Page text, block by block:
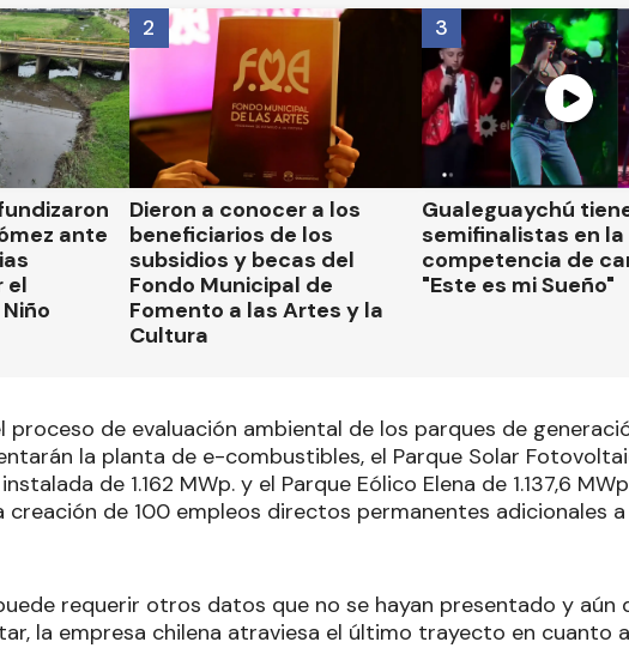
ante
el
Dieron a conocer a los
beneficiarios de los
subsidios y becas del
Fondo Municipal de
Fomento a las Artes y la
Cultura
2
Gualeguaychú
semifinalistas en la
competencia de
"Este es mi Sueño"
3
proceso de evaluación ambiental de los parques de
la planta de e-combustibles, el Parque Solar
de 1.162 MWp. y el Parque Eólico Elena de 1.137,6
creación de 100 empleos directos permanentes adicionales
requerir otros datos que no se hayan presentado y aún
la empresa chilena atraviesa el último trayecto en cuanto a